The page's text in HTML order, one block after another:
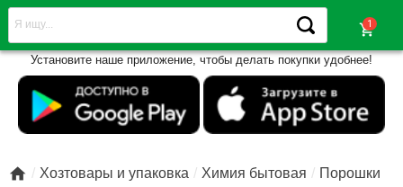
shopping_cart
Установите наше приложение, чтобы делать покупки удобнее!
 Хозтовары и упаковка Химия бытовая
Порошки